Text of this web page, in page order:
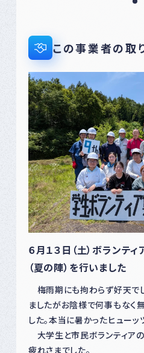
この事業者の取
６月１３日（土）ボランテ
（夏の陣）を行いました
梅雨期にも拘わらず好天で
ましたがお陰様で何事もなく
した。本当に暑かったヒューッ
大学生と市民ボランティア
疲れさまでした。